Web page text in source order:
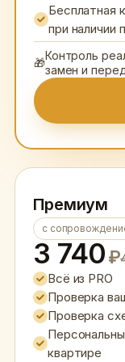
Бесплатная
при наличии
🎁
Контроль
замен и
Премиум
с
3 740₽
Всё из PRO
Проверка
Проверка
квартире